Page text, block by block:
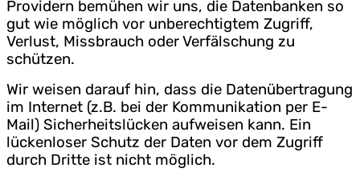
Providern bemühen wir uns, die Datenbanken so
gut wie möglich vor unberechtigtem Zugriff,
Verlust, Missbrauch oder Verfälschung zu
schützen.
Wir weisen darauf hin, dass die Datenübertragung
im Internet (z.B. bei der Kommunikation per E-
Mail) Sicherheitslücken aufweisen kann. Ein
lückenloser Schutz der Daten vor dem Zugriff
durch Dritte ist nicht möglich.